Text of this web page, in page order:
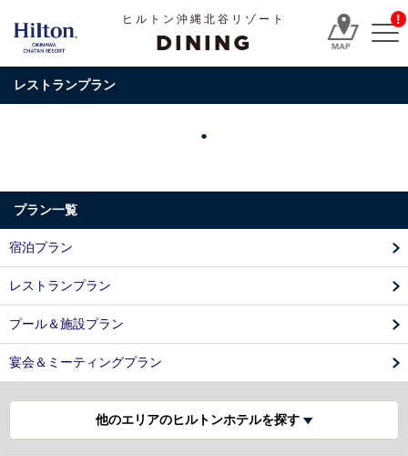
ヒルトン沖縄北谷リゾート
DINING
!
レストランプラン
プラン一覧
宿泊プラン
レストランプラン
プール＆施設プラン
宴会＆ミーティングプラン
他のエリアのヒルトンホテルを探す